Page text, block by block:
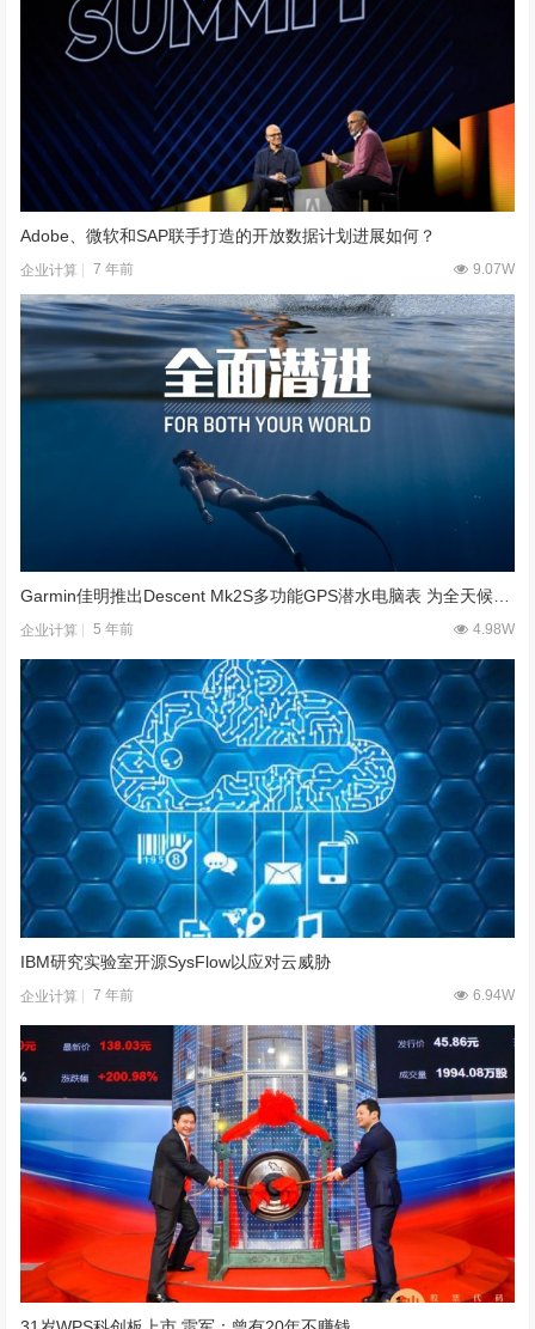
Adobe、微软和SAP联手打造的开放数据计划进展如何？
企业计算 7 年前 9.07W
Garmin佳明推出Descent Mk2S多功能GPS潜水电脑表 为全天候佩戴而设计
企业计算 5 年前 4.98W
IBM研究实验室开源SysFlow以应对云威胁
企业计算 7 年前 6.94W